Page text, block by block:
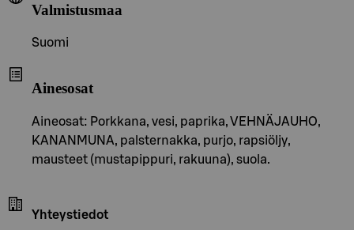
Valmistusmaa
Suomi
Ainesosat
Aineosat: Porkkana, vesi, paprika, VEHNÄJAUHO,
KANANMUNA, palsternakka, purjo, rapsiöljy,
mausteet (mustapippuri, rakuuna), suola.
Yhteystiedot